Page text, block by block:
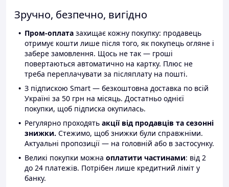
Зручно, безпечно, вигідно
Пром-оплата захищає кожну покупку: продавець
отримує кошти лише після того, як покупець огляне і
забере замовлення. Щось не так — гроші
повертаються автоматично на картку. Плюс не
треба переплачувати за післяплату на пошті.
З підпискою Smart — безкоштовна доставка по всій
Україні за 50 грн на місяць. Достатньо однієї
покупки, щоб підписка окупилась.
Регулярно проходять акції від продавців та сезонні
знижки. Стежимо, щоб знижки були справжніми.
Актуальні пропозиції — на головній або в застосунку.
Великі покупки можна оплатити частинами: від 2
до 24 платежів. Потрібен лише кредитний ліміт у
банку.